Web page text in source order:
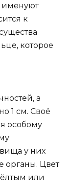
именуют
к
которое
а
1 см. Своё
особому
у них
органы. Цвет
или